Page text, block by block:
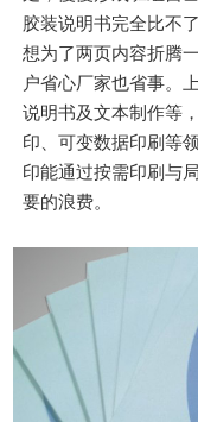
胶装说明书完全比不
想为了两页内容折腾
户省心厂家也省事。
说明书及文本制作等
印、可变数据印刷等
印能通过按需印刷与
要的浪费。